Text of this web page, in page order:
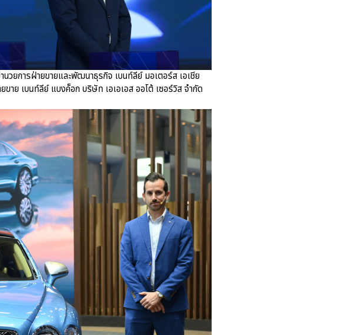
ารฝ่ายขายและพัฒนาธุรกิจ เบนท์ลีย์ มอเตอร์ส เอเชีย
ย เบนท์ลีย์ แบงค็อก บริษัท เอเอเอส ออโต้ เซอร์วิส จำกัด